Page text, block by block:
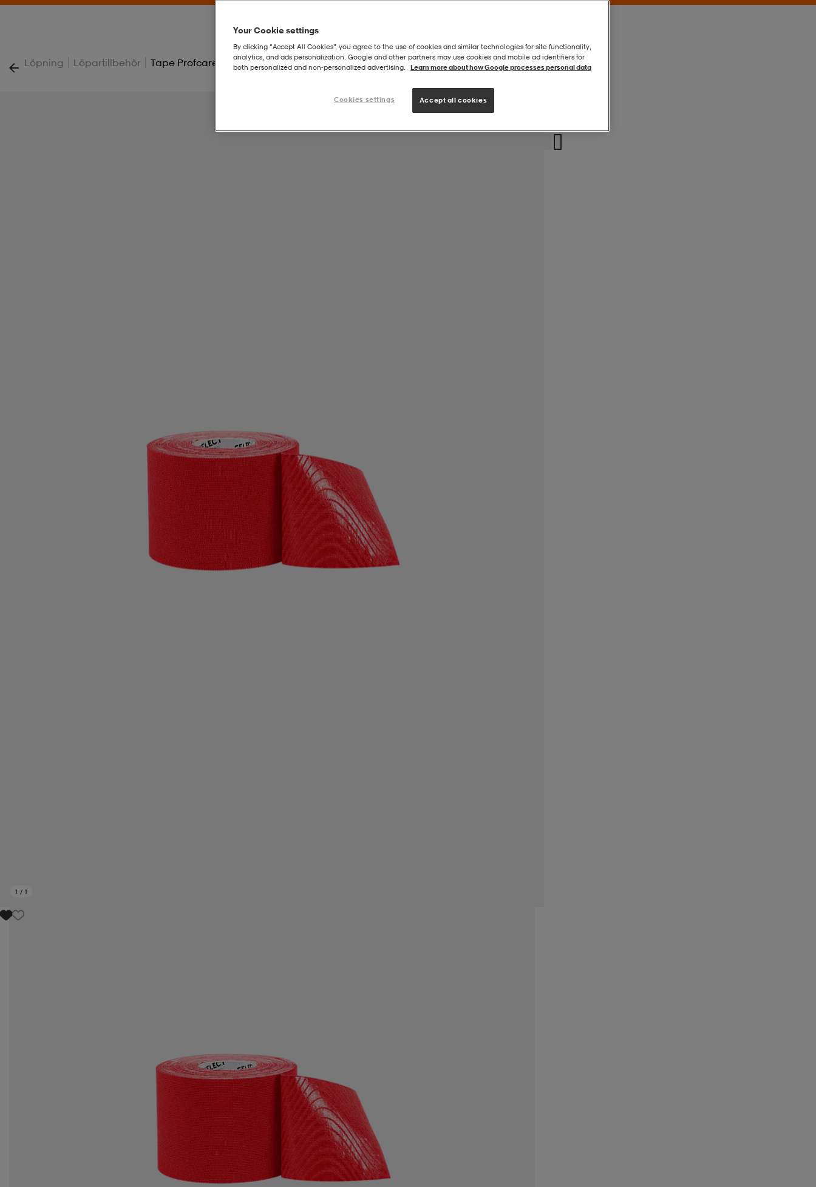
Löpning | Löpartillbehör | Tape Profcare K
1 / 1
Your Cookie settings
By clicking “Accept All Cookies”, you agree to the use of cookies and similar technologies for site functionality,
analytics, and ads personalization. Google and other partners may use cookies and mobile ad identifiers for
both personalized and non‑personalized advertising.
Learn more about how Google processes personal data
Cookies settings Accept all cookies